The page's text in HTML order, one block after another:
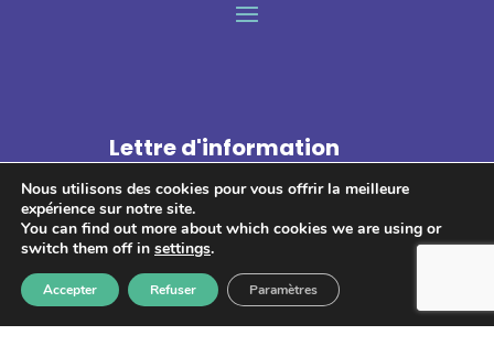
Lettre d'information
S'abonner
Nous utilisons des cookies pour vous offrir la meilleure
expérience sur notre site.
You can find out more about which cookies we are using or
switch them off in settings.
Accepter Refuser Paramètres